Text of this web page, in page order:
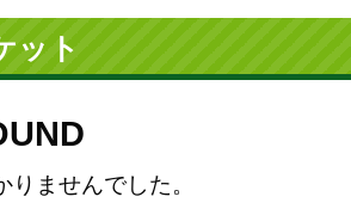
ット
りませんでした。